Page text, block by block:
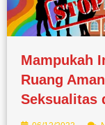
Mampukah
Ruang
Seksualitas